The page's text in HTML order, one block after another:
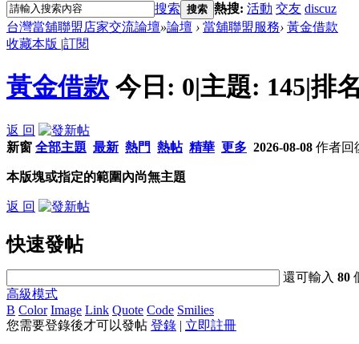
搜索 搜索 熱搜: 活動 交友 discuz
台灣當舖聯盟店家交流論壇»論壇 › 當舖聯盟服務› 黃金借款
收藏本版 |訂閱
黃金借款 今日: 0|主題: 145|排
返 回
新窗 全部主題 最新 熱門 熱帖 精華 更多 2026-08-08 作者回
本版塊或指定的範圍內尚無主題
返 回
快速發帖
還可輸入80
高級模式
B Color Image Link Quote Code Smilies
您需要登錄後才可以發帖 登錄 | 立即註冊